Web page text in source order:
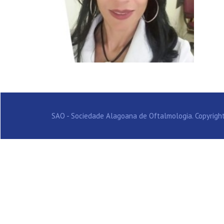
SAO - Sociedade Alagoana de Oftalmologia.